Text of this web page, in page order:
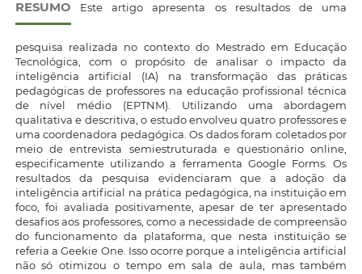
RESUMO Este artigo apresenta os resultados de uma
pesquisa realizada no contexto do Mestrado em Educação
Tecnológica, com o propósito de analisar o impacto da
inteligência artificial (IA) na transformação das práticas
pedagógicas de professores na educação profissional técnica
de nível médio (EPTNM). Utilizando uma abordagem
qualitativa e descritiva, o estudo envolveu quatro professores e
uma coordenadora pedagógica. Os dados foram coletados por
meio de entrevista semiestruturada e questionário online,
especificamente utilizando a ferramenta Google Forms. Os
resultados da pesquisa evidenciaram que a adoção da
inteligência artificial na prática pedagógica, na instituição em
foco, foi avaliada positivamente, apesar de ter apresentado
desafios aos professores, como a necessidade de compreensão
do funcionamento da plataforma, que nesta instituição se
referia a Geekie One. Isso ocorre porque a inteligência artificial
não só otimizou o tempo em sala de aula, mas também